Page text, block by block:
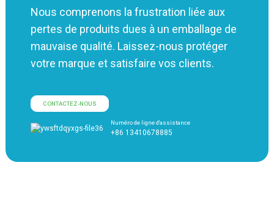
Nous comprenons la frustration liée aux
pertes de produits dues à un emballage de
mauvaise qualité. Laissez-nous protéger
votre marque et satisfaire vos clients.
CONTACTEZ-NOUS
Numéro de ligne d'assistance
+86 13410678885